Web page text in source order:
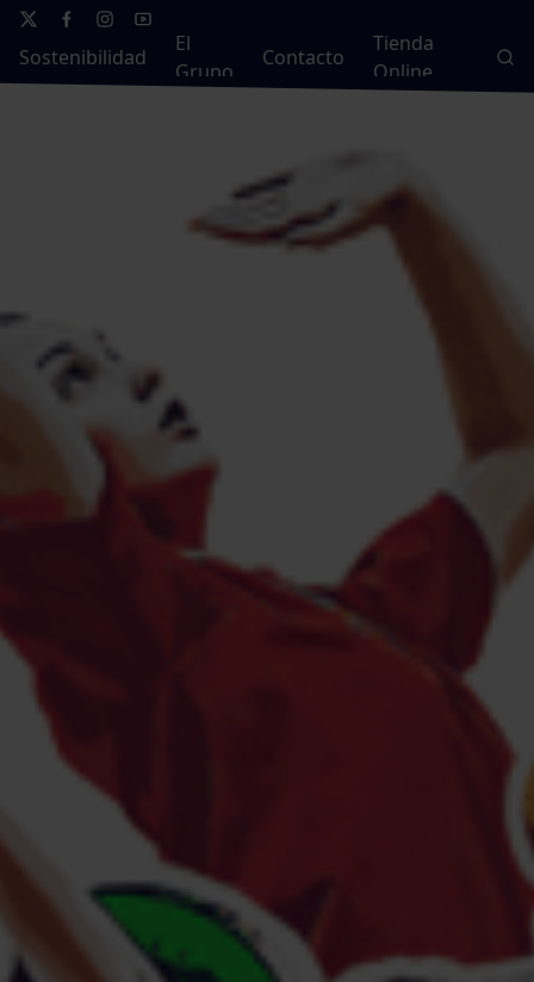
Sostenibilidad
El
Grupo
Contacto
Tienda
Online